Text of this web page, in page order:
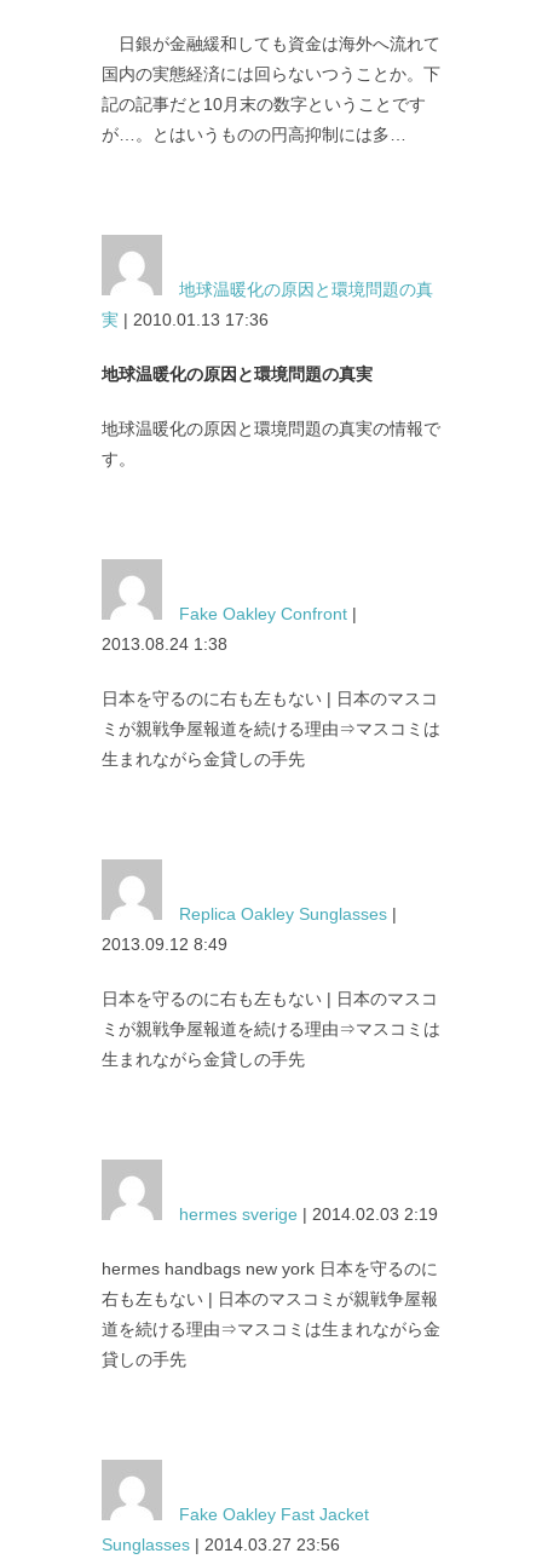
日銀が金融緩和しても資金は海外へ流れて
国内の実態経済には回らないつうことか。下
記の記事だと10月末の数字ということです
が…。とはいうものの円高抑制には多…
地球温暖化の原因と環境問題の真
実 | 2010.01.13 17:36
地球温暖化の原因と環境問題の真実
地球温暖化の原因と環境問題の真実の情報で
す。
Fake Oakley Confront |
2013.08.24 1:38
日本を守るのに右も左もない | 日本のマスコ
ミが親戦争屋報道を続ける理由⇒マスコミは
生まれながら金貸しの手先
Replica Oakley Sunglasses |
2013.09.12 8:49
日本を守るのに右も左もない | 日本のマスコ
ミが親戦争屋報道を続ける理由⇒マスコミは
生まれながら金貸しの手先
hermes sverige | 2014.02.03 2:19
hermes handbags new york 日本を守るのに
右も左もない | 日本のマスコミが親戦争屋報
道を続ける理由⇒マスコミは生まれながら金
貸しの手先
Fake Oakley Fast Jacket
Sunglasses | 2014.03.27 23:56